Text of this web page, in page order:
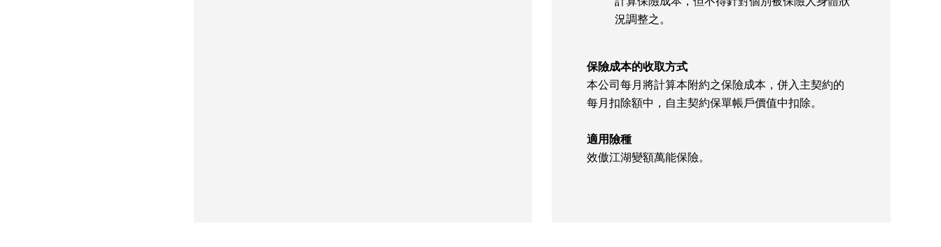
況調整之。
保險成本的收取方式
本公司每月將計算本附約之保險成本，併入主契約的
每月扣除額中，自主契約保單帳戶價值中扣除。
適用險種
效傲江湖變額萬能保險。